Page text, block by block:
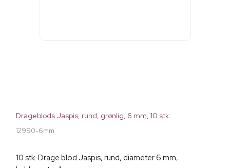
Drageblods Jaspis, rund, grønlig, 6 mm, 10 stk.
12990-6mm
10 stk. Drage blod Jaspis, rund, diameter 6 mm,